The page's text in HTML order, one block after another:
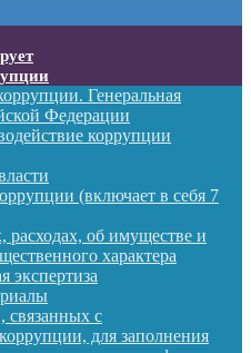
Генеральная
Федерации
коррупции
(включает в себя 7
расходах, об имуществе и
характера
экспертиза
с
для заполнения